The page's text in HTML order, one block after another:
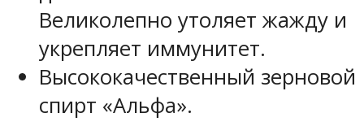
Великолепно утоляет жажду и
укрепляет иммунитет.
Высококачественный зерновой
спирт «Альфа».